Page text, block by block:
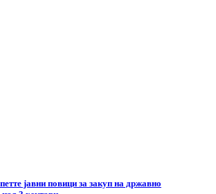
јавни повици за закуп на државно